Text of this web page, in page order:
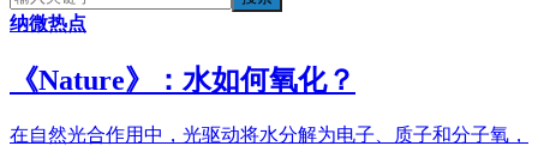
纳微热点
《​Nature》：水如何氧化？
在自然光合作用中，光驱动将水分解为电子、质子和分子氧，